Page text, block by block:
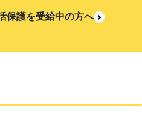
保護を受給中の方へ